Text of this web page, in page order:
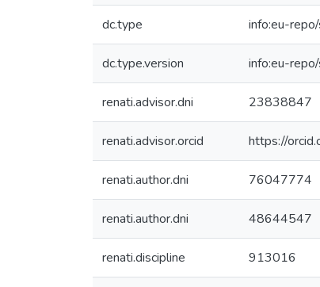
dc.type info:eu-
dc.type.version info:eu-
renati.advisor.dni 23838847
renati.advisor.orcid https://
renati.author.dni 76047774
renati.author.dni 48644547
renati.discipline 913016